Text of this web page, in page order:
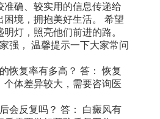
准确、较实用的信息传递给
困境，拥抱美好生活。 希望
灯，照亮他们前进的路。
强， 温馨提示一下大家常问
恢复率有多高？ 答： 恢复
个体差异较大，需要咨询医
会反复吗？ 答： 白癜风有